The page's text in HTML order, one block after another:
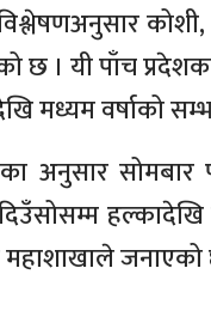
छ । यी पाँच
मध्यम वर्षाको
अनुसार
जनाएको